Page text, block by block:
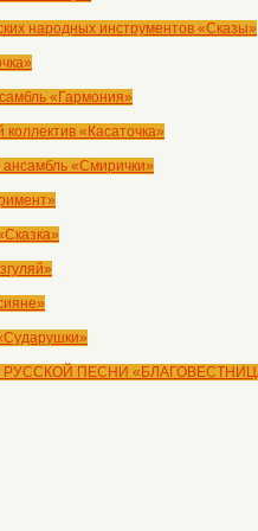
народных инструментов «Сказы»
«Гармония»
«Касаточка»
«Смирички»
ПЕСНИ